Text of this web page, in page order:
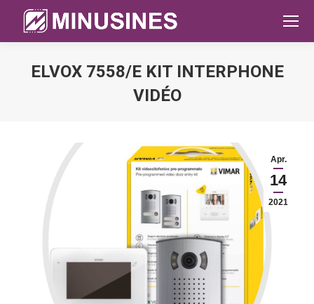
ELVOX 7558/E KIT INTERPHONE
VIDÉO
Apr.
14
2021